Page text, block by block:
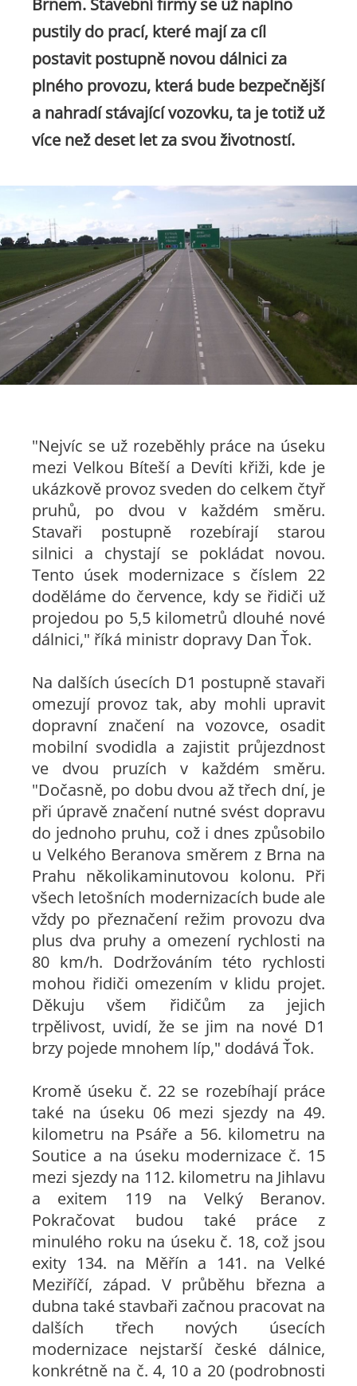
Brnem. Stavební firmy se už naplno
pustily do prací, které mají za cíl
postavit postupně novou dálnici za
plného provozu, která bude bezpečnější
a nahradí stávající vozovku, ta je totiž už
více než deset let za svou životností.
"Nejvíc se už rozeběhly práce na úseku
mezi Velkou Bíteší a Devíti křiži, kde je
ukázkově provoz sveden do celkem čtyř
pruhů, po dvou v každém směru.
Stavaři postupně rozebírají starou
silnici a chystají se pokládat novou.
Tento úsek modernizace s číslem 22
doděláme do července, kdy se řidiči už
projedou po 5,5 kilometrů dlouhé nové
dálnici," říká ministr dopravy Dan Ťok.
Na dalších úsecích D1 postupně stavaři
omezují provoz tak, aby mohli upravit
dopravní značení na vozovce, osadit
mobilní svodidla a zajistit průjezdnost
ve dvou pruzích v každém směru.
"Dočasně, po dobu dvou až třech dní, je
při úpravě značení nutné svést dopravu
do jednoho pruhu, což i dnes způsobilo
u Velkého Beranova směrem z Brna na
Prahu několikaminutovou kolonu. Při
všech letošních modernizacích bude ale
vždy po přeznačení režim provozu dva
plus dva pruhy a omezení rychlosti na
80 km/h. Dodržováním této rychlosti
mohou řidiči omezením v klidu projet.
Děkuju všem řidičům za jejich
trpělivost, uvidí, že se jim na nové D1
brzy pojede mnohem líp," dodává Ťok.
Kromě úseku č. 22 se rozebíhají práce
také na úseku 06 mezi sjezdy na 49.
kilometru na Psáře a 56. kilometru na
Soutice a na úseku modernizace č. 15
mezi sjezdy na 112. kilometru na Jihlavu
a exitem 119 na Velký Beranov.
Pokračovat budou také práce z
minulého roku na úseku č. 18, což jsou
exity 134. na Měřín a 141. na Velké
Meziříčí, západ. V průběhu března a
dubna také stavbaři začnou pracovat na
dalších třech nových úsecích
modernizace nejstarší české dálnice,
konkrétně na č. 4, 10 a 20 (podrobnosti